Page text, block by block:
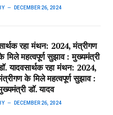
DECEMBER 26, 2024
रहा मंथन: 2024, मंत्रीगण
मिले महत्वपूर्ण सुझाव : मुख्यमंत्री
यादव​सार्थक रहा मंथन: 2024,
के मिले महत्वपूर्ण सुझाव :
डॉ. यादव
DECEMBER 26, 2024